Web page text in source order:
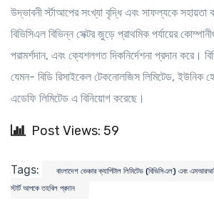
উদ্ভাবনী র্স্টাআপের সংখ্যা বৃদ্ধি এবং সাফল্যকে সহায়তা
বিভিসিএল বিভিন্ন সেক্টর জুড়ে প্রাথমিক পর্যায়ের
পরামর্শদান, এবং ক্যেশলগত দিকনির্দেশনা প্রদান করে।
যেমন- বিডি রিসাইকেল টেকনোলজিস লিমিটেড, ইউনিক
এডেফি লিমিটেড এ বিনিয়োগ করেছে।
Post Views: 59
Tags:
বাংলাদেশ ভেঞ্চার ক্যাপিটাল লিমিটেড (বিভিসিএল) এবং
স্টার্ট আপকে তহবিল প্রদান